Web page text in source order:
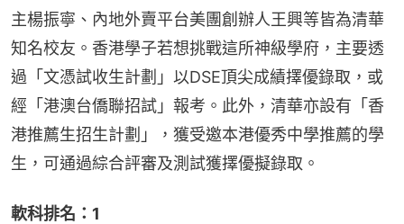
主楊振寧、內地外賣平台美團創辦人王興等皆為清華
知名校友。香港學子若想挑戰這所神級學府，主要透
過「文憑試收生計劃」以DSE頂尖成績擇優錄取，或
經「港澳台僑聯招試」報考。此外，清華亦設有「香
港推薦生招生計劃」，獲受邀本港優秀中學推薦的學
生，可通過綜合評審及測試獲擇優擬錄取。
軟科排名：1